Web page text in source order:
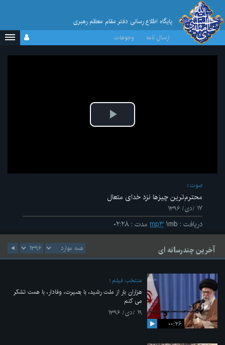
پایگاه اطلاع رسانی دفتر مقام معظم رهبری
ارسال نامه
وجوهات
پخش
صوت
محترم‌ترین چیزها نزد خدای متعال
۱۷ /دی/ ۱۳۹۶
دریافت : mp۳ ۱mb مدت : ۰۲:۲۸
آخرین چندرسانه ای
۰۰:۲۶
منتخب فیلم
هزاران بار از ملت رشید، با بصیرت، وفادار، با همت تشکر
می کنم
۱۹ /دی/ ۱۳۹۶